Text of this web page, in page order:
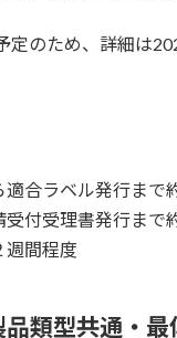
のため、詳細は
合ラベル発行まで
付受理書発行まで
週間程度
類型共通・最